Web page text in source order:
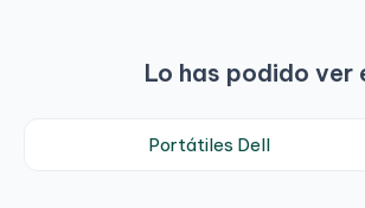
Lo has podido ver
Portátiles Dell